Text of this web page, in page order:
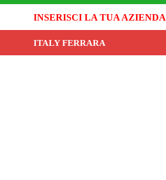
INSERISCI LA TUA AZIENDA
ITALY FERRARA